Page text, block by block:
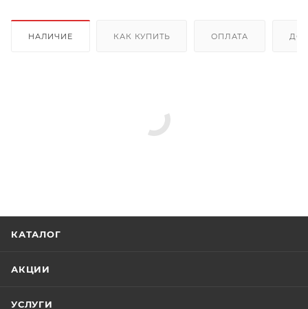
НАЛИЧИЕ КАК КУПИТЬ ОПЛАТА
КАТАЛОГ
АКЦИИ
УСЛУГИ